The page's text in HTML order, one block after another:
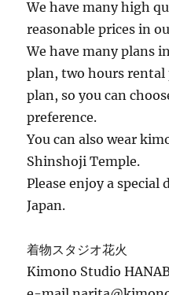
We have many high
reasonable prices in
We have many plans
plan, two hours
plan, so you can
preference.
You can also wear
Shinshoji Temple.
Please enjoy a special
Japan.
着物スタジオ花火
Kimono Studio